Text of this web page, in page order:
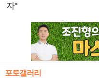
자"
포토갤러리